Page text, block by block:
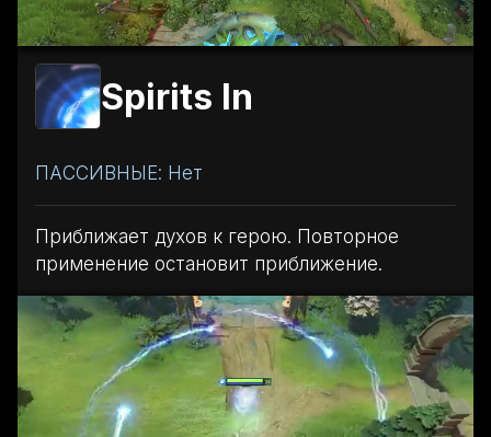
Spirits In
ПАССИВНЫЕ: Нет
Приближает духов к герою. Повторное
применение остановит приближение.